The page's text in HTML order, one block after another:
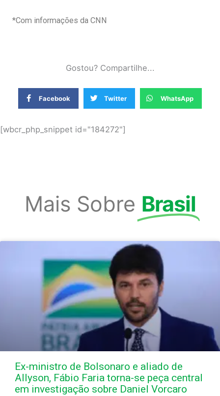
*Com informações da CNN
Gostou? Compartilhe...
Facebook Twitter WhatsApp
[wbcr_php_snippet id="184272"]
Mais Sobre Brasil
Ex-ministro de Bolsonaro e aliado de
Allyson, Fábio Faria torna-se peça central
em investigação sobre Daniel Vorcaro